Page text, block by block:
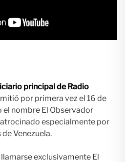
principal de Radio
por primera vez el 16 de
nombre El Observador
especialmente por
Venezuela.
exclusivamente El